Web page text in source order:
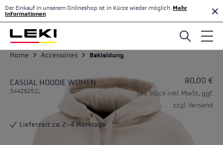
Zum Hauptinhalt springen
Der Einkauf in unserem Onlineshop ist in Kürze wieder möglich. Mehr
Informationen
Home Accessoires Bekleidung
CASUAL HOODIE WOMEN
34426251L
80,00 €
pro Stück inkl. MwSt., ggf.
zzgl. Versand
Lieferzeit: ca. 2-4 Werktage